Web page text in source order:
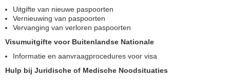
Uitgifte van nieuwe paspoorten
Vernieuwing van paspoorten
Vervanging van verloren paspoorten
Visumuitgifte voor Buitenlandse Nationale
Informatie en aanvraagprocedures voor visa
Hulp bij Juridische of Medische Noodsituaties